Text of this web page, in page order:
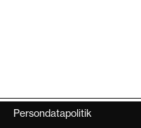
Persondatapolitik